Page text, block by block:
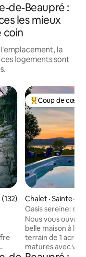
de-Beaupré :
les mieux
coin
la
logements sont
aimés
de 4,99 sur 5,
Coup de cœur
Coup de cœur
Chalet · Sainte-
Oasis sereine:
foyer
Nous vous
belle maison à
terrain de 1 acre
matures avec